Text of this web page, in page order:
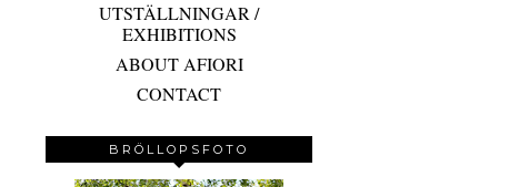
UTSTÄLLNINGAR /
EXHIBITIONS
ABOUT AFIORI
CONTACT
BRÖLLOPSFOTO